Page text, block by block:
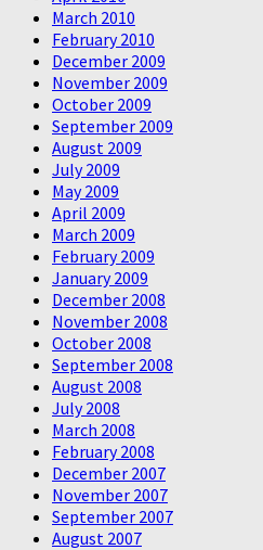
March 2010
February 2010
December 2009
November 2009
October 2009
September 2009
August 2009
July 2009
May 2009
April 2009
March 2009
February 2009
January 2009
December 2008
November 2008
October 2008
September 2008
August 2008
July 2008
March 2008
February 2008
December 2007
November 2007
September 2007
August 2007